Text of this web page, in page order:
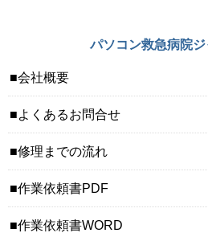
パソコン救急病院
会社概要
よくあるお問合せ
修理までの流れ
作業依頼書PDF
作業依頼書WORD